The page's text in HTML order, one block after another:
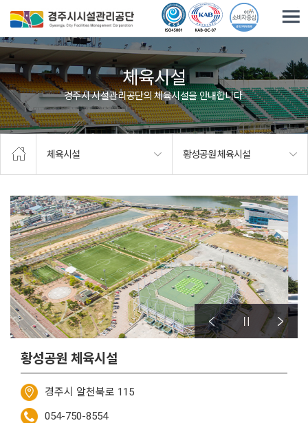
체육시설
경주시 시설관리공단의 체육시설을 안내합니다.
체육시설 황성공원 체육시설
황성공원 체육시설
경주시 알천북로 115
054-750-8554